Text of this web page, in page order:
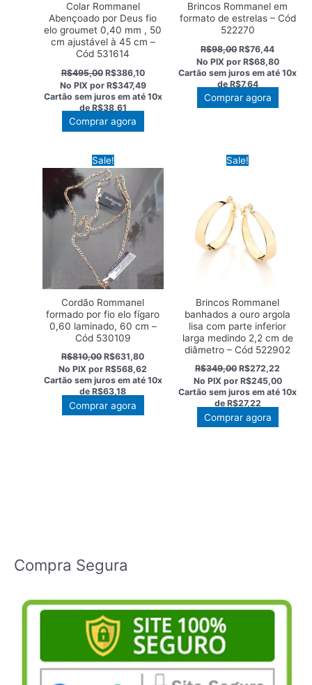
Colar Rommanel
Abençoado por Deus fio
elo groumet 0,40 mm , 50
cm ajustável à 45 cm –
Cód 531614
R$495,00 O
preço
original
era:
R$495,00.
R$386,10O
preço
atual
é:
R$386,10.
No PIX por R$347,49
Cartão sem juros em até 10x
deR$38,61
Comprar agora
Brincos Rommanel em
formato de estrelas – Cód
522270
R$98,00O
preço
original
era:
R$98,00.
R$76,44
preço
atual
é:
R$76,44.
No PIX por R$68,80
Cartão sem juros em até10x
deR$7,64
Comprar agora
Sale!
Cordão Rommanel
formado por fio elo fígaro
0,60 laminado, 60 cm –
Cód 530109
R$810,00O
preço
original
era:
R$810,00.
R$631,80O
preço
atual
é:
R$631,80.
No PIX porR$568,62
Cartão sem juros em até 10x
de R$63,18
Comprar agora
Sale!
Brincos Rommanel
banhados a ouro argola
lisa com parte inferior
larga medindo 2,2 cm de
diâmetro – Cód 522902
R$349,00O
preço
original
era:
R$349,00.
R$272,22
preço
atual
é:
No PIX por R$245,00
Cartão sem juros em até10x
deR$27,22
Comprar agora
Compra Segura